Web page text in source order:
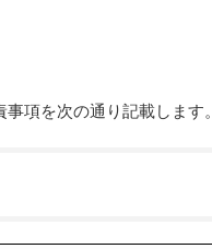
項を次の通り記載します。